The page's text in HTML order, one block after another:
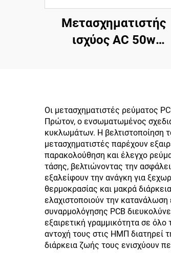
Μετασχηματιστής
ισχύος AC 50w
Οι μετασχηματιστές ρεύματος
Πρώτον, ο ενσωματωμένος
κυκλωμάτων. Η βελτιστοποίηση
μετασχηματιστές παρέχουν
παρακολούθηση και έλεγχο
τάσης, βελτιώνοντας την
εξαλείφουν την ανάγκη για
θερμοκρασίας και μακρά
ελαχιστοποιούν την
συναρμολόγησης PCB
εξαιρετική γραμμικότητα σε
αντοχή τους στις ΗΜΠ διατηρεί
διάρκεια ζωής τους ενισχύουν